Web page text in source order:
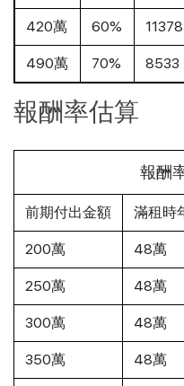
420萬 60% 11378
490萬 70% 8533
報酬率估算
報酬
前期付出金額 滿租時
200萬 48萬
250萬 48萬
300萬 48萬
350萬 48萬